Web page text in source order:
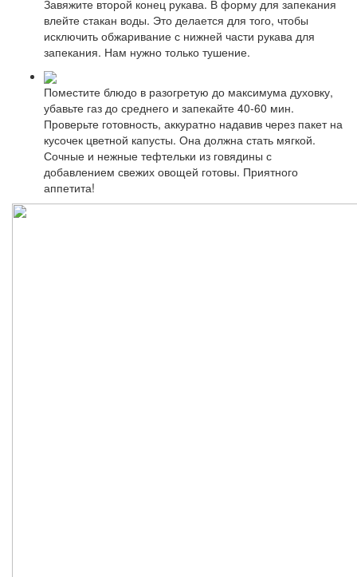
Завяжите второй конец рукава. В форму для запекания
влейте стакан воды. Это делается для того, чтобы
исключить обжаривание с нижней части рукава для
запекания. Нам нужно только тушение.
Поместите блюдо в разогретую до максимума духовку,
убавьте газ до среднего и запекайте 40-60 мин.
Проверьте готовность, аккуратно надавив через пакет на
кусочек цветной капусты. Она должна стать мягкой.
Сочные и нежные тефтельки из говядины с
добавлением свежих овощей готовы. Приятного
аппетита!